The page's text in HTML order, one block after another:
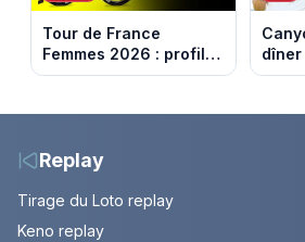
Tour de France
Femmes 2026 : profil
et horaires de la
les
Replay
Tirage du Loto replay
Keno replay